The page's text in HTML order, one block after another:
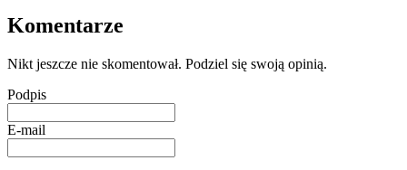
Komentarze
Nikt jeszcze nie skomentował. Podziel się swoją opinią.
Podpis
E-mail